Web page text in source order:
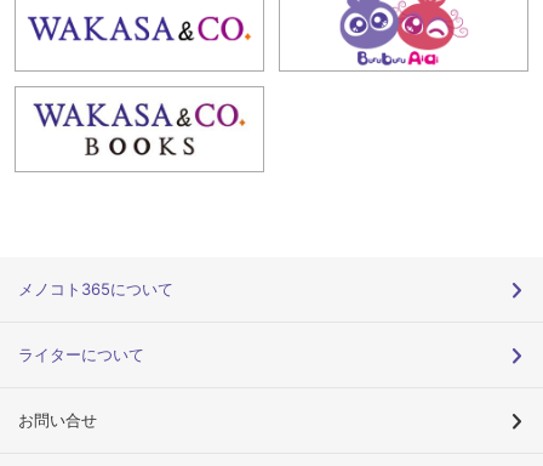
メノコト365について
ライターについて
お問い合せ